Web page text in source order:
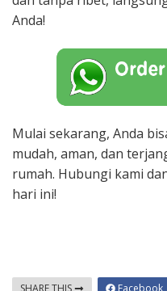
Anda!
Mulai sekarang, Anda
mudah, aman, dan
rumah. Hubungi kami
hari ini!